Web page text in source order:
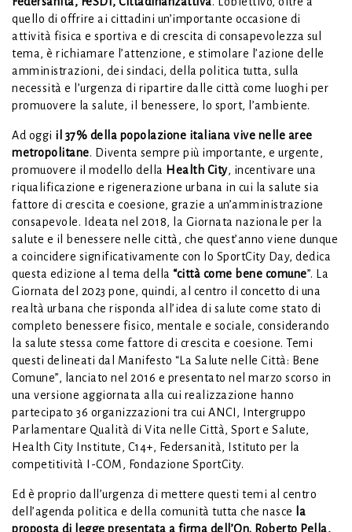
quello di offrire ai cittadini un’importante occasione di
attività fisica e sportiva e di crescita di consapevolezza sul
tema, è richiamare l’attenzione, e stimolare l’azione delle
amministrazioni, dei sindaci, della politica tutta, sulla
necessità e l’urgenza di ripartire dalle città come luoghi per
promuovere la salute, il benessere, lo sport, l’ambiente.
Ad oggi il 37% della popolazione italiana vive nelle aree
metropolitane. Diventa sempre più importante, e urgente,
promuovere il modello della Health City, incentivare una
riqualificazione e rigenerazione urbana in cui la salute sia
fattore di crescita e coesione, grazie a un’amministrazione
consapevole. Ideata nel 2018, la Giornata nazionale per la
salute e il benessere nelle città, che quest’anno viene dunque
a coincidere significativamente con lo SportCity Day, dedica
questa edizione al tema della “città come bene comune”. La
Giornata del 2023 pone, quindi, al centro il concetto di una
realtà urbana che risponda all’idea di salute come stato di
completo benessere fisico, mentale e sociale, considerando
la salute stessa come fattore di crescita e coesione. Temi
questi delineati dal Manifesto “La Salute nelle Città: Bene
Comune”, lanciato nel 2016 e presentato nel marzo scorso in
una versione aggiornata alla cui realizzazione hanno
partecipato 36 organizzazioni tra cui ANCI, Intergruppo
Parlamentare Qualità di Vita nelle Città, Sport e Salute,
Health City Institute, C14+, Federsanità, Istituto per la
competitività I-COM, Fondazione SportCity.
Ed è proprio dall’urgenza di mettere questi temi al centro
dell’agenda politica e della comunità tutta che nasce
la
proposta di legge presentata a firma dell’On. Roberto Pella,